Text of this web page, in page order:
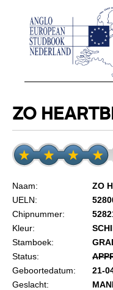
ZO
Naam:
ZO
UELN:
Chipnummer:
Kleur:
Stamboek:
Status:
Geboortedatum:
21-
Geslacht: